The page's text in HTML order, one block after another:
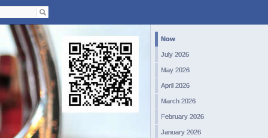
Now
July 2026
May 2026
April 2026
March 2026
February 2026
January 2026